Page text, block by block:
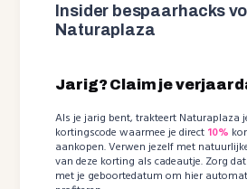
Insider bespaarhacks
Naturaplaza
Jarig? Claim je
Als je jarig bent, trakteert Naturaplaza
kortingscode waarmee je direct 10%
aankopen. Verwen jezelf met
van deze korting als cadeautje. Zorg
met je geboortedatum om hier